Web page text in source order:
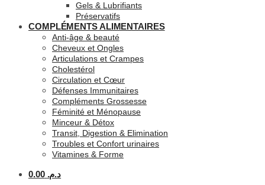
Gels & Lubrifiants
Préservatifs
COMPLÉMENTS ALIMENTAIRES
Anti-âge & beauté
Cheveux et Ongles
Articulations et Crampes
Cholestérol
Circulation et Cœur
Défenses Immunitaires
Compléments Grossesse
Féminité et Ménopause
Minceur & Détox
Transit, Digestion & Elimination
Troubles et Confort urinaires
Vitamines & Forme
د.م. 0.00